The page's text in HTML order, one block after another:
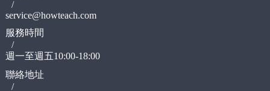
/
service@howteach.com
服務時間
/
週一至週五10:00-18:00
聯絡地址
/